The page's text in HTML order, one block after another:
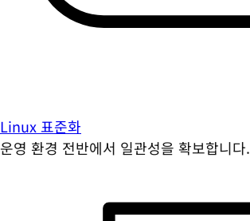
Linux 표준화
운영 환경 전반에서 일관성을 확보합니다.